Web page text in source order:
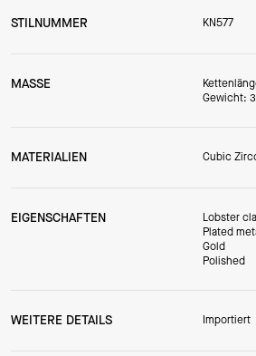
STILNUMMER KN577
MASSE
Gewicht:
MATERIALIEN Cubic
EIGENSCHAFTEN
Lobster
Plated
Gold
Polished
WEITERE DETAILS Importiert